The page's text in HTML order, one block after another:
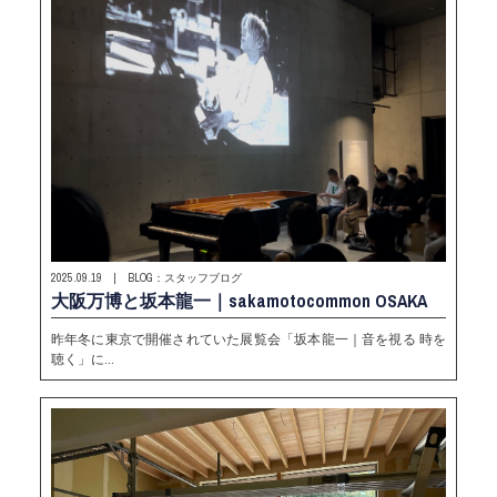
2025.09.19 | BLOG：スタッフブログ
大阪万博と坂本龍一｜sakamotocommon OSAKA
昨年冬に東京で開催されていた展覧会「坂本龍一｜音を視る 時を
聴く」に…